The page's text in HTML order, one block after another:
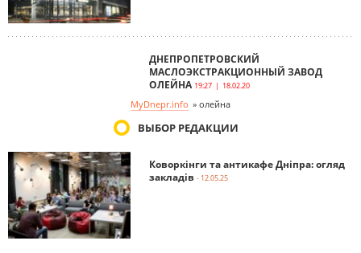
ДНЕПРОПЕТРОВСКИЙ
МАСЛОЭКСТРАКЦИОННЫЙ ЗАВОД
ОЛЕЙНА 19:27 | 18.02.20
MyDnepr.info » олейна
ВЫБОР РЕДАКЦИИ
Коворкінги та антикафе Дніпра: огляд
закладів - 12.05.25